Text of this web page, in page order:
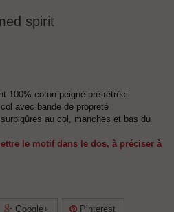
spirit
100% coton peigné pré-rétréci
avec bande de propreté
au col, manches et bas du
le motif dans le dos, à préciser à
Google+ Pinterest